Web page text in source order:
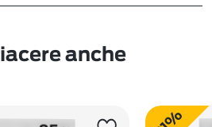
anche